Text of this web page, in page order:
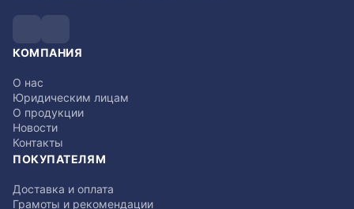
КОМПАНИЯ
О нас
Юридическим лицам
О продукции
Новости
Контакты
ПОКУПАТЕЛЯМ
Доставка и оплата
Грамоты и рекомендации